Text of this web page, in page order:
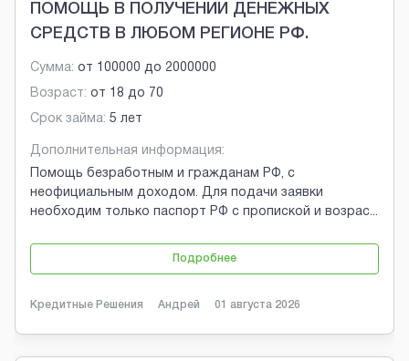
ПОМОЩЬ В ПОЛУЧЕНИИ ДЕНЕЖНЫХ
СРЕДСТВ В ЛЮБОМ РЕГИОНЕ РФ.
Сумма: от 100000 до 2000000
Возраст: от 18 до 70
Срок займа: 5 лет
Дополнительная информация:
Помощь безработным и гражданам РФ, с
неофициальным доходом. Для подачи заявки
необходим только паспорт РФ с пропиской и возрас...
Подробнее
Кредитные Решения Андрей 01 августа 2026